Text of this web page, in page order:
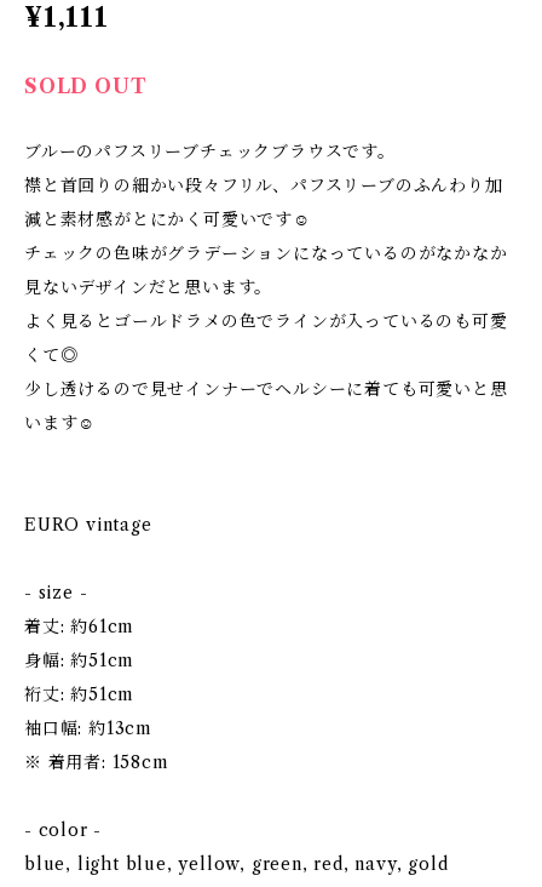
¥1,111
SOLD OUT
ブルーのパフスリーブチェックブラウスです。
襟と首回りの細かい段々フリル、パフスリーブのふんわり加
減と素材感がとにかく可愛いです☺
チェックの色味がグラデーションになっているのがなかなか
見ないデザインだと思います。
よく見るとゴールドラメの色でラインが入っているのも可愛
くて◎
少し透けるので見せインナーでヘルシーに着ても可愛いと思
います☺
EURO vintage
- size -
着丈: 約61cm
身幅: 約51cm
裄丈: 約51cm
袖口幅: 約13cm
※ 着用者: 158cm
- color -
blue, light blue, yellow, green, red, navy, gold